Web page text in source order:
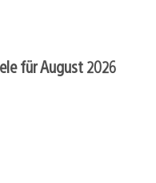
für August 2026